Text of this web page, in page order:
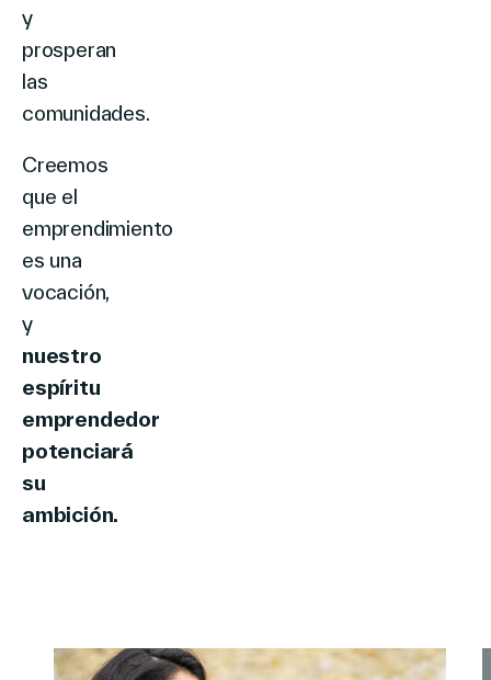
y
prosperan
las
comunidades.
Creemos
que el
emprendimiento
es una
vocación,
y
nuestro
espíritu
emprendedor
potenciará
su
ambición.